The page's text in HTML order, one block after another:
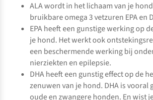
ALA wordt in het lichaam van je
bruikbare omega 3 vetzuren EPA en
EPA heeft een gunstige werking op
je hond. Het werkt ook
een beschermende werking bij
nierziekten en epilepsie.
DHA heeft een gunstig effect op de
zenuwen van je hond. DHA is vooral
oude en zwangere honden. En wist